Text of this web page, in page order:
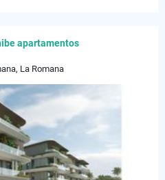
apartamentos
La Romana